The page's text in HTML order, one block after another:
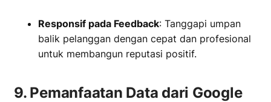
Responsif pada Feedback: Tanggapi umpan
balik pelanggan dengan cepat dan profesional
untuk membangun reputasi positif.
9. Pemanfaatan Data dari Google